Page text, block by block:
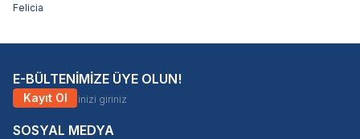
Felicia
E-BÜLTENİMİZE ÜYE OLUN!
Kayıt Ol
SOSYAL MEDYA